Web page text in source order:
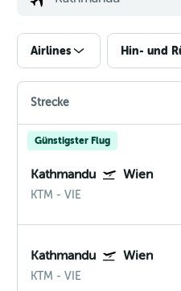
Airlines Hin- und
Strecke
Günstigster Flug
Kathmandu Wien
KTM - VIE
Kathmandu Wien
KTM - VIE